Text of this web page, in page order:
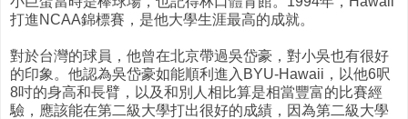
打進NCAA錦標賽，是他大學生涯最高的成就。
對於台灣的球員，他曾在北京帶過吳岱豪，對小吳也有很好
的印象。他認為吳岱豪如能順利進入BYU-Hawaii，以他6呎
8吋的身高和長臂，以及和別人相比算是相當豐富的比賽經
驗，應該能在第二級大學打出很好的成績，因為第二級大學